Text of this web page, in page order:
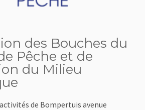
des Bouches du
Pêche et de
du Milieu
de Bompertuis avenue